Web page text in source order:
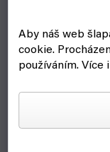
Aby náš web
cookie.
používáním. Více